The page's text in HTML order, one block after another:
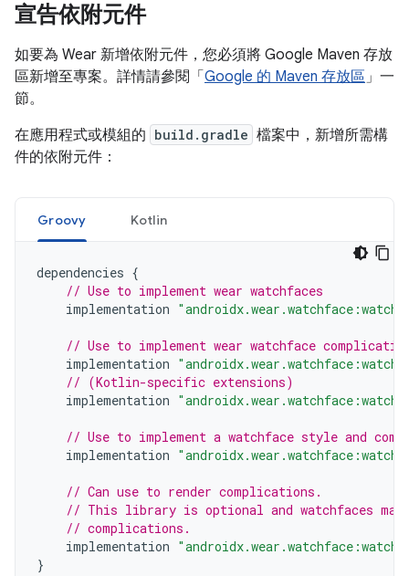
宣告依附元件
如要為 Wear 新增依附元件，您必須將 Google Maven 存放
區新增至專案。詳情請參閱「 Google 的 Maven 存放區」一
節。
在應用程式或模組的 build.gradle 檔案中，新增所需構
件的依附元件：
Groovy Kotlin
dependencies {
// Use to implement wear watchfaces
implementation
// Use to implement wear watchface
implementation
// (Kotlin-specific extensions)
implementation
// Use to implement a watchface style and
implementation
// Can use to render complications.
// This library is optional and watchfaces may
// complications.
implementation
}